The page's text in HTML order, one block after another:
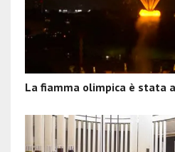
La fiamma olimpica è stata